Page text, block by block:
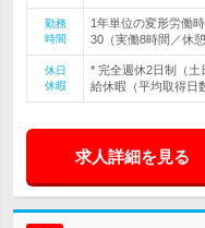
勤務
時間
1年単位の変形労働
30（実働8時間／休憩
休日
休暇
* 完全週休2日制（土
給休暇（平均取得日
求人詳細を見る